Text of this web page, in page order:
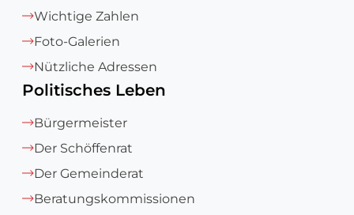
Wichtige Zahlen
Foto-Galerien
Nützliche Adressen
Politisches Leben
Bürgermeister
Der Schöffenrat
Der Gemeinderat
Beratungskommissionen